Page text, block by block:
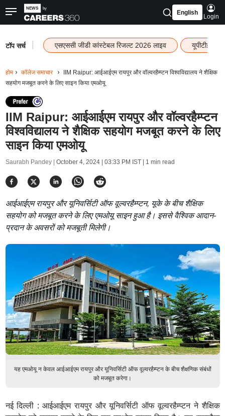
English
Login
टॉप सर्च एसएससी जीडी कांस्टेबल रिजल्ट 2026 लाइव यूपीटीईटी
होम कॉलेज समाचार
IIM Raipur: आईआईएम रायपुर और वॉल्वरहैम्प्टन विश्वविद्यालय ने शैक्षिक
सहयोग मजबूत करने के लिए साइन किया एमओयू
IIM Raipur: आईआईएम रायपुर और वॉल्वरहैम्प्टन
विश्वविद्यालय ने शैक्षिक सहयोग मजबूत करने के लिए
साइन किया एमओयू
Saurabh Pandey | October 4, 2024 | 03:33 PM IST| 1 min read
आईआईएम रायपुर और यूनिवर्सिटी ऑफ वूल्वरहैम्प्टन, यूके के बीच शैक्षिक
सहयोग को मजबूत करने के लिए एमओयू साइन हुआ है। इससे वैश्विक आदान-
प्रदान के अवसरों को मजबूती मिलेगी।
यह एमओयू न केवल आईआईएम रायपुर और यूनिवर्सिटी ऑफ वूल्वरहैम्प्टन के बीच शैक्षणिक संबंधों
को मजबूत करेगा।
नई दिल्ली : आईआईएम रायपुर और यूनिवर्सिटी ऑफ वूल्वरहैम्प्टन ने शैक्षिक